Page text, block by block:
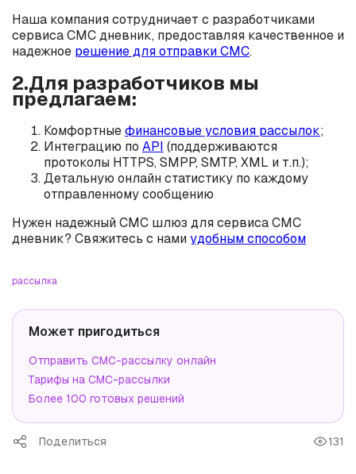
Наша компания сотрудничает с разработчиками
сервиса СМС дневник, предоставляя качественное и
надежное решение для отправки СМС.
2.Для разработчиков мы
предлагаем:
Комфортныефинансовые условия рассылок;
Интеграцию по API (поддерживаются
протоколы HTTPS, SMPP, SMTP, XML и т.п.);
Детальную онлайн статистику по каждому
отправленному сообщению
Нужен надежный СМС шлюз для сервиса СМС
дневник? Свяжитесь с намиудобным способом
рассылка
Может пригодиться
Отправить СМС-рассылку онлайн
Тарифы на СМС-рассылки
Более 100 готовых решений
Поделиться 131